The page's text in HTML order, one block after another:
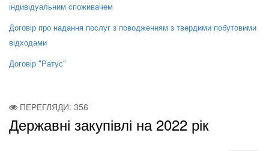
індивідуальним споживачем
Договір про надання послуг з поводженням з твердими побутовими
відходами
Договір "Ратус"
ПЕРЕГЛЯДИ: 356
Державні закупівлі на 2022 рік